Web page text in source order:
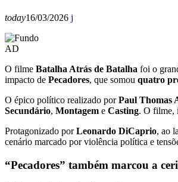
today16/03/2026
AD
O filme Batalha Atrás de Batalha foi o
impacto de Pecadores, que somou quatro
O épico político realizado porPaul Thomas
Secundário, Montagem e Casting. O filme,
Protagonizado porLeonardo DiCaprio, ao
cenário marcado por violência política e
“Pecadores” também marcou a